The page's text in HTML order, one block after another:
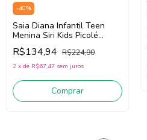
-40%
Saia Diana Infantil Teen
Menina Siri Kids Picolé
40050 (Laranja)
R$134,94 R$224,90
2 x de R$67,47 sem juros
Comprar